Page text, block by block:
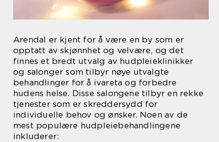
Arendal er kjent for å være en by som er
opptatt av skjønnhet og velvære, og det
finnes et bredt utvalg av hudpleieklinikker
og salonger som tilbyr nøye utvalgte
behandlinger for å ivareta og forbedre
hudens helse. Disse salongene tilbyr en rekke
tjenester som er skreddersydd for
individuelle behov og ønsker. Noen av de
mest populære hudpleiebehandlingene
inkluderer: